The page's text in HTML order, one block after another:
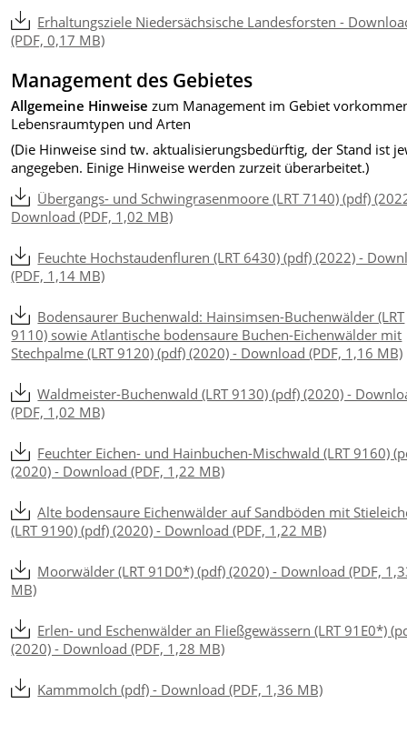
Erhaltungsziele Niedersächsische Landesforsten -
(PDF, 0,17 MB)
Management des Gebietes
Allgemeine Hinweise zum Management im Gebiet
Lebensraumtypen und Arten
(Die Hinweise sind tw. aktualisierungsbedürftig, der Stand ist
angegeben. Einige Hinweise werden zurzeit überarbeitet.)
Übergangs- und Schwingrasenmoore (LRT 7140) (pdf)
Download (PDF, 1,02 MB)
Feuchte Hochstaudenfluren (LRT 6430) (pdf) (2022) -
(PDF, 1,14 MB)
Bodensaurer Buchenwald: Hainsimsen-Buchenwälder (LRT
9110) sowie Atlantische bodensaure Buchen-Eichenwälder mit
Stechpalme (LRT 9120) (pdf) (2020) - Download (PDF, 1,16 MB)
Waldmeister-Buchenwald (LRT 9130) (pdf) (2020) -
(PDF, 1,02 MB)
Feuchter Eichen- und Hainbuchen-Mischwald (LRT 9160)
(2020) - Download (PDF, 1,22 MB)
Alte bodensaure Eichenwälder auf Sandböden mit
(LRT 9190) (pdf) (2020) - Download (PDF, 1,22 MB)
Moorwälder (LRT 91D0*) (pdf) (2020) - Download (PDF,
MB)
Erlen- und Eschenwälder an Fließgewässern (LRT 91E0*)
(2020) - Download (PDF, 1,28 MB)
Kammmolch (pdf) - Download (PDF, 1,36 MB)